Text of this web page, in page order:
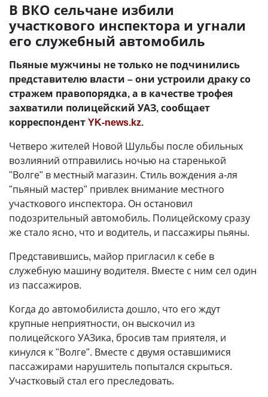
В ВКО сельчане избили
участкового инспектора и угнали
его служебный автомобиль
Пьяные мужчины не только не подчинились
представителю власти – они устроили драку со
стражем правопорядка, а в качестве трофея
захватили полицейский УАЗ, сообщает
корреспондентYK-news.kz.
Четверо жителей Новой Шульбы после обильных
возлияний отправились ночью на старенькой
"Волге" в местный магазин. Стиль вождения а-ля
"пьяный мастер" привлек внимание местного
участкового инспектора. Он остановил
подозрительный автомобиль. Полицейскому сразу
же стало ясно, что и водитель, и пассажиры пьяны.
Представившись, майор пригласил к себе в
служебную машину водителя. Вместе с ним сел один
из пассажиров.
Когда до автомобилиста дошло, что его ждут
крупные неприятности, он выскочил из
полицейского УАЗика, бросив там приятеля, и
кинулся к "Волге". Вместе с двумя оставшимися
пассажирами нарушитель попытался скрыться.
Участковый стал его преследовать.